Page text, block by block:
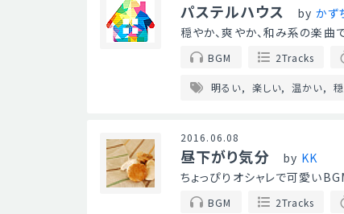
パステルハウス by かず
穏やか、爽やか、和み系の楽
BGM 2Tracks
明るい 楽しい 温かい
2016.06.08
昼下がり気分 by KK
ちょっぴりオシャレで可愛い
BGM 2Tracks